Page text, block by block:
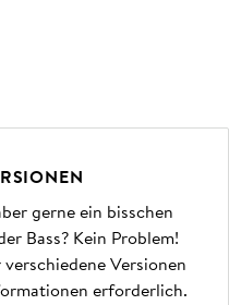
gerne ein bisschen
Bass? Kein Problem!
Versionen
erforderlich.